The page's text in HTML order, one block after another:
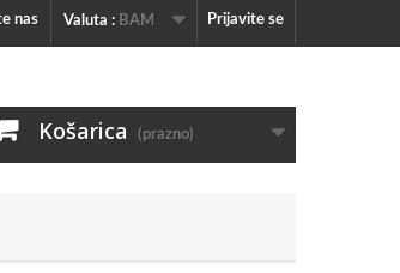
Prijavite se
Valuta : BAM
nas
Košarica (prazno)